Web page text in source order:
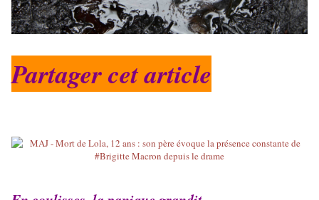
Partager cet article